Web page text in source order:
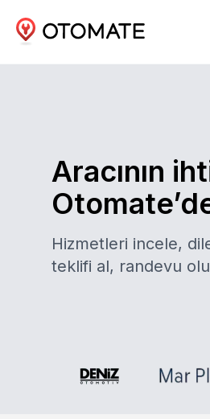
Aracının
Hizmetleri incele,
teklifi al, randevu